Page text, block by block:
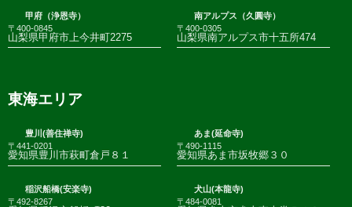
甲府（浄恩寺）
〒400-0845
山梨県甲府市上今井町2275
南アルプス（久圓寺）
〒400-0305
山梨県南アルプス市十五所474
東海エリア
豊川(善住禅寺)
〒441-0201
愛知県豊川市萩町倉戸８１
あま(延命寺)
〒490-1115
愛知県あま市坂牧郷３０
稲沢船橋(安楽寺)
〒492-8267
犬山(本龍寺)
〒484-0081